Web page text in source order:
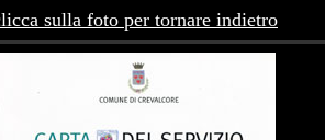
sulla foto per tornare indietro